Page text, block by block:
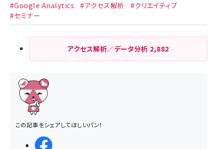
#Google Analytics #アクセス解析
#クリエイティブ
#セミナー
アクセス解析／データ分析 2,882
この記事をシェアしてほしいパン！